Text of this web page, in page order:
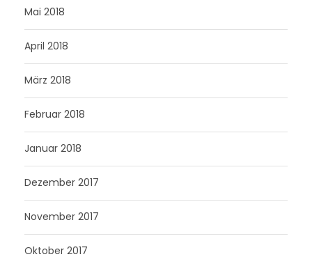
Mai 2018
April 2018
März 2018
Februar 2018
Januar 2018
Dezember 2017
November 2017
Oktober 2017